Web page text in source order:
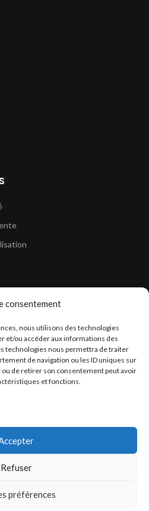
consentement
nous utilisons des technologies
et/ou accéder aux informations des
technologies nous permettra de traiter
de navigation ou les ID uniques sur
ou de retirer son consentement peut avoir
et fonctions.
Refuser
préférences